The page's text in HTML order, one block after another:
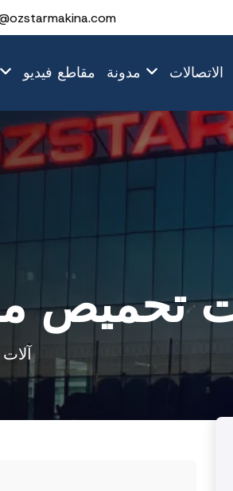
مقاطع فيديو الاتصالات
تحميص